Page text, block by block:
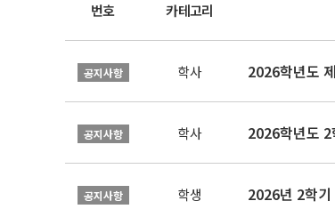
번호 카테고리
공지사항 학사 2026학년도
공지사항 학사 2026학년도 2
공지사항 학생 2026년 2학